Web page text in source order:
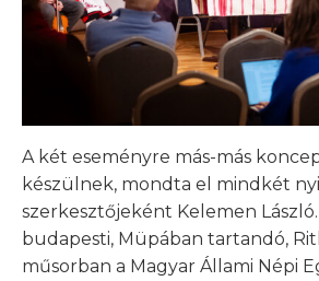
A két eseményre más-más
készülnek, mondta el mindkét
szerkesztőjeként Kelemen
budapesti, Müpában tartandó,
műsorban a Magyar Állami Népi